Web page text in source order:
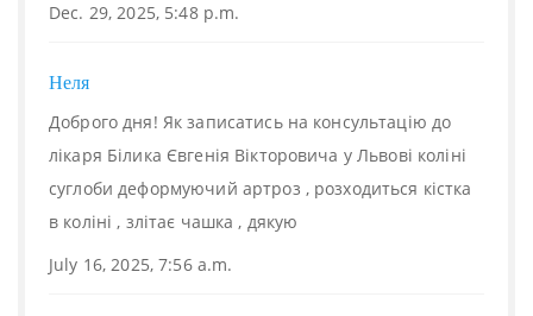
Dec. 29, 2025, 5:48 p.m.
Неля
Доброго дня! Як записатись на консультацію до
лікаря Білика Євгенія Вікторовича у Львові коліні
суглоби деформуючий артроз , розходиться кістка
в коліні , злітає чашка , дякую
July 16, 2025, 7:56 a.m.